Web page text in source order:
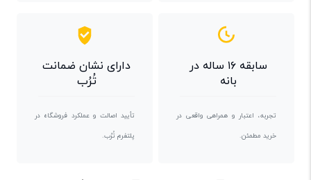
سابقه ۱۶ ساله در
بانه
تجربه، اعتبار و همراهی واقعی در
خرید مطمئن.
دارای نشان ضمانت
تُرُب
تأیید اصالت و عملکرد فروشگاه در
پلتفرم تُرُب.